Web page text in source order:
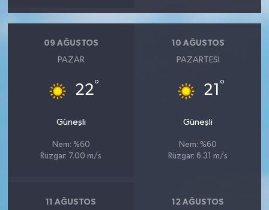
09 AĞUSTOS
PAZAR
22°
Güneşli
Nem: %60
Rüzgar: 7.00 m/s
10 AĞUSTOS
PAZARTESI
21 °
Güneşli
Nem: %60
Rüzgar: 6.31 m/s
11 AĞUSTOS 12 AĞUSTOS
Vasıta